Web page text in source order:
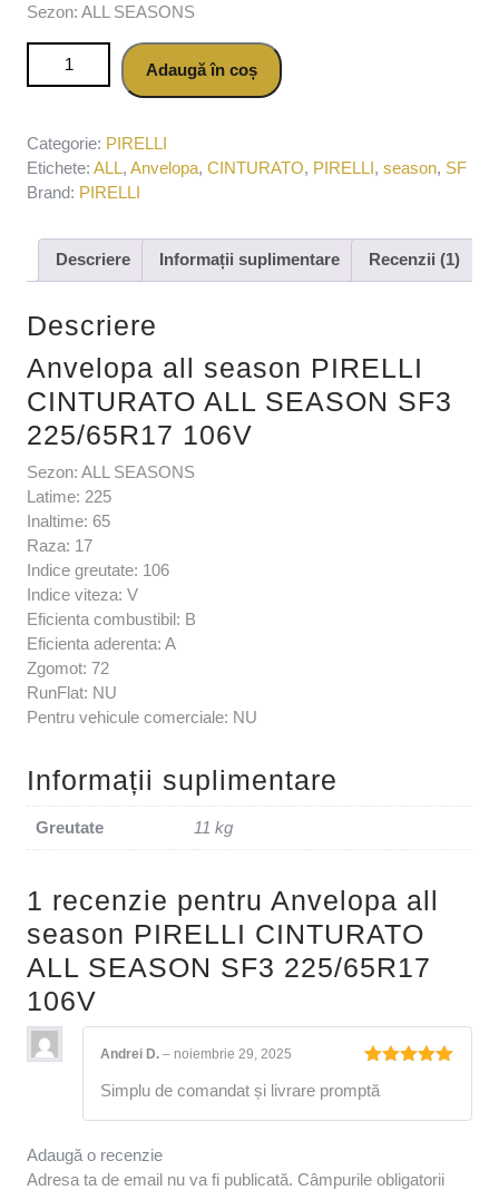
Sezon: ALL SEASONS
Cantitate Anvelopa all season PIRELLI CINTURATO ALL
SEASON SF3 225/65R17 106V
Adaugă în coș
Categorie: PIRELLI
Etichete: ALL, Anvelopa, CINTURATO, PIRELLI, season, SF
Brand: PIRELLI
Descriere Informații suplimentare Recenzii (1)
Descriere
Anvelopa all season PIRELLI
CINTURATO ALL SEASON SF3
225/65R17 106V
Sezon: ALL SEASONS
Latime: 225
Inaltime: 65
Raza: 17
Indice greutate: 106
Indice viteza: V
Eficienta combustibil: B
Eficienta aderenta: A
Zgomot: 72
RunFlat: NU
Pentru vehicule comerciale: NU
Informații suplimentare
Greutate 11 kg
1 recenzie pentru Anvelopa all
season PIRELLI CINTURATO
ALL SEASON SF3 225/65R17
106V
5din 5
Andrei D. – noiembrie 29, 2025
Simplu de comandat și livrare promptă
Adaugă o recenzie
Adresa ta de email nu va fi publicată. Câmpurile obligatorii